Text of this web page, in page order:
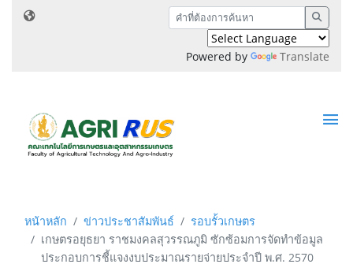
Powered by Translate
หน้าหลัก ข่าวประชาสัมพันธ์
รอบรั้วเกษตร
เกษตรอยุธยา ราชมงคลสุวรรณภูมิ ซักซ้อมการจัดทำข้อมูล
ประกอบการชี้แจงงบประมาณรายจ่ายประจำปี พ.ศ. 2570